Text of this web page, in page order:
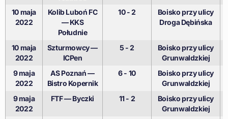
10 maja
2022
Kolib Luboń FC
— KKS
Południe
10 - 2
Boisko przy ulicy
Droga Dębińska
10 maja
2022
Szturmowcy —
ICPen
5 - 2
Boisko przy ulicy
Grunwaldzkiej
9 maja
2022
AS Poznań —
Bistro Kopernik
6 - 10
Boisko przy ulicy
Grunwaldzkiej
9 maja
2022
FTF — Byczki 11 - 2
Boisko przy ulicy
Grunwaldzkiej